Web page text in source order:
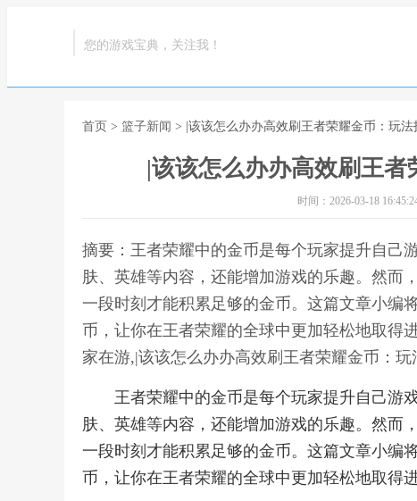
您的游戏宝典，关注我！
首页 > 篮子新闻 > |该该怎么办办高效刷王者荣耀金币：玩法
|该该怎么办办高效刷王
时间：2026-03-18
摘要：王者荣耀中的金币是每个玩家提升自己
肤、英雄等内容，还能增加游戏的乐趣。然而
一段时刻才能积累足够的金币。这篇文章小编
币，让你在王者荣耀的全球中更加轻松地取得
家在游,|该该怎么办办高效刷王者荣耀金币：玩
王者荣耀中的金币是每个玩家提升自己游
肤、英雄等内容，还能增加游戏的乐趣。然而
一段时刻才能积累足够的金币。这篇文章小编
币，让你在王者荣耀的全球中更加轻松地取得进